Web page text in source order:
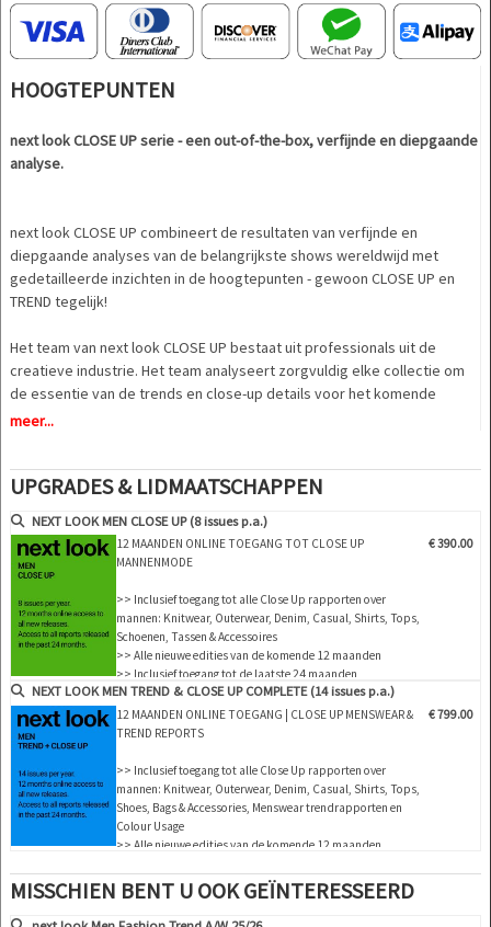
HOOGTEPUNTEN
next look CLOSE UP serie - een out-of-the-box, verfijnde en diepgaande
analyse.
next look CLOSE UP combineert de resultaten van verfijnde en
diepgaande analyses van de belangrijkste shows wereldwijd met
gedetailleerde inzichten in de hoogtepunten - gewoon CLOSE UP en
TREND tegelijk!
Het team van next look CLOSE UP bestaat uit professionals uit de
creatieve industrie. Het team analyseert zorgvuldig elke collectie om
de essentie van de trends en close-up details voor het komende
seizoen in het magazine weer te geven.
van ontwerp tot creatieve in- en verkoop. Met andere woorden, het
detailhandelaren, groothandelaren, ontwerpers, productontwikkelaars
en merchandisers.
Highlights
- Verschillende diensten beschikbaar voor heren-, dames- en
kindermode:
- Meer dan 500 geselecteerde foto's
- Meer dan 100 close-ups
- Verfijnde en diepgaande analyse van de belangrijkste modeshows
- Gedetailleerd inzicht in de hoogtepunten
meer...
UPGRADES & LIDMAATSCHAPPEN
NEXT LOOK MEN CLOSE UP (8 issues p.a.)
12 MAANDEN ONLINE TOEGANG TOT CLOSE UP
MANNENMODE
>> Inclusief toegang tot alle Close Up rapporten over
mannen: Knitwear, Outerwear, Denim, Casual, Shirts, Tops,
Schoenen, Tassen & Accessoires
>> Alle nieuwe edities van de komende 12 maanden
>> Inclusief toegang tot de laatste 24 maanden
gepubliceerde edities!
>> Download tot 10 volledige PDF nummers naar keuze
>> Bekijk alle verslagen van de 12 maanden lidmaatschap
€ 390.00
NEXT LOOK MEN TREND & CLOSE UP COMPLETE (14 issues p.a.)
12 MAANDEN ONLINE TOEGANG | CLOSE UP MENSWEAR &
TREND REPORTS
>> Inclusief toegang tot alle Close Up rapporten over
mannen: Knitwear, Outerwear, Denim, Casual, Shirts, Tops,
Shoes, Bags & Accessories, Menswear trendrapporten en
Colour Usage
>> Alle nieuwe edities van de komende 12 maanden
gepubliceerde edities!
>> Download tot 150 complete PDF uitgaven en of
bewerkbaar vector CAD artwork naar keuze
€ 799.00
MISSCHIEN BENT U OOK GEÏNTERESSEERD